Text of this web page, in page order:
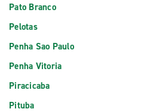
Pato Branco
Pelotas
Penha Sao Paulo
Penha Vitoria
Piracicaba
Pituba